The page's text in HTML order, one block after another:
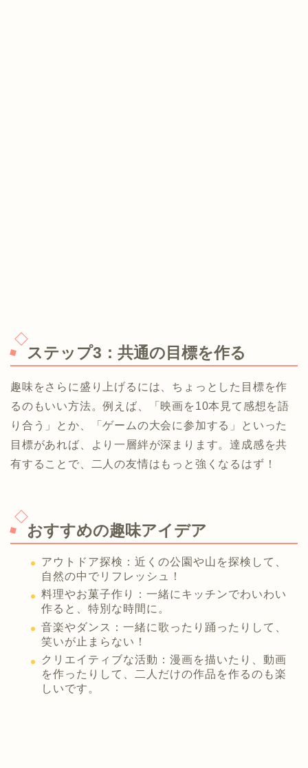
ステップ3：共通の目標を作る
趣味をさらに盛り上げるには、ちょっとした目標を作
るのもいい方法。例えば、「映画を10本見て感想を語
り合う」とか、「ゲームの大会に参加する」といった
目標があれば、より一層絆が深まります。達成感を共
有することで、二人の友情はもっと強くなるはず！
おすすめの趣味アイデア
アウトドア探検：近くの公園や山を探検して、
自然の中でリフレッシュ！
料理やお菓子作り：一緒にキッチンでわいわい
作ると、特別な時間に。
音楽やダンス：一緒に歌ったり踊ったりして、
笑いが止まらない！
クリエイティブな活動：漫画を描いたり、動画
を作ったりして、二人だけの作品を作るのも楽
しいです。